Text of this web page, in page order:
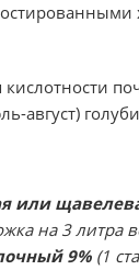
август)
или
на 3 литра
9% (1